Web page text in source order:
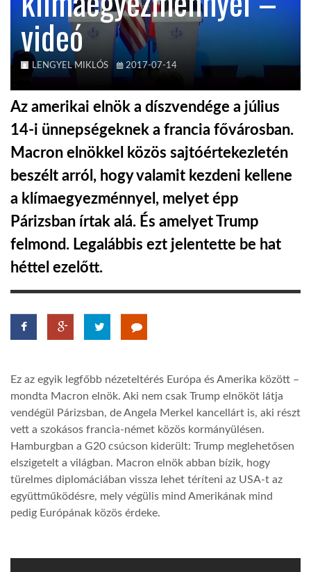
AFRIKA TUDÁSTÁR
A NAP SZÉPE
LINKTR.EE
GLOBOZSARU
DOBRAVERO.HU
LATIMO.HU
GLOBOBOOK
videó
LENGYEL MIKLÓS 2017-07-14
Az amerikai elnök a díszvendége a július
14-i ünnepségeknek a francia fővárosban.
Macron elnökkel közös sajtóértekezletén
beszélt arról, hogy valamit kezdeni kellene
a klímaegyezménnyel, melyet épp
Párizsban írtak alá. És amelyet Trump
felmond. Legalábbis ezt jelentette be hat
héttel ezelőtt.
Ez az egyik legfőbb nézeteltérés Európa és Amerika között –
mondta Macron elnök. Aki nem csak Trump elnököt látja
vendégül Párizsban, de Angela Merkel kancellárt is, aki részt
vett a szokásos francia-német közös kormányülésen.
Hamburgban a G20 csúcson kiderült: Trump meglehetősen
elszigetelt a világban. Macron elnök abban bízik, hogy
türelmes diplomáciában vissza lehet téríteni az USA-t az
együttműködésre, mely végülis mind Amerikának mind
pedig Európának közös érdeke.